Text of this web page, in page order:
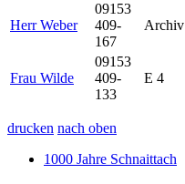
Herr Weber
09153
409-
167
Archiv
Frau Wilde
09153
409-
133
E 4
drucken nach oben
1000 Jahre Schnaittach